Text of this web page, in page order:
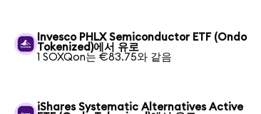
Invesco PHLX Semiconductor ETF (Ondo
Tokenized)에서 유로
1 SOXQon는 €83.75와 같음
iShares Systematic Alternatives Active